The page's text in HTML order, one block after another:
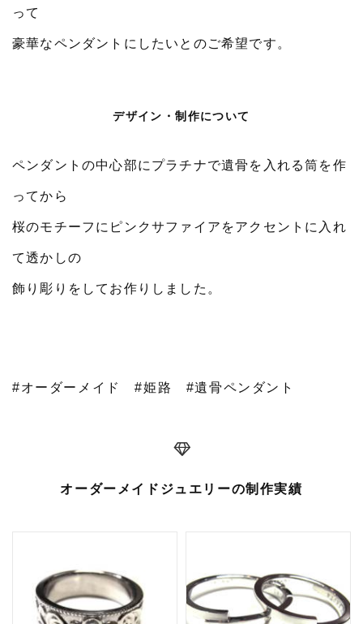
って
豪華なペンダントにしたいとのご希望です。
デザイン・制作について
ペンダントの中心部にプラチナで遺骨を入れる筒を作
ってから
桜のモチーフにピンクサファイアをアクセントに入れ
て透かしの
飾り彫りをしてお作りしました。
#オーダーメイド #姫路 #遺骨ペンダント
オーダーメイドジュエリーの制作実績